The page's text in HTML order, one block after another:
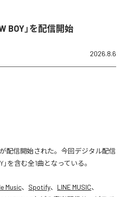
BOY」を配信開始
2026.8.6
が配信開始された。今回デジタル配信
」を含む全1曲となっている。
Music、 Spotify、 LINE MUSIC、